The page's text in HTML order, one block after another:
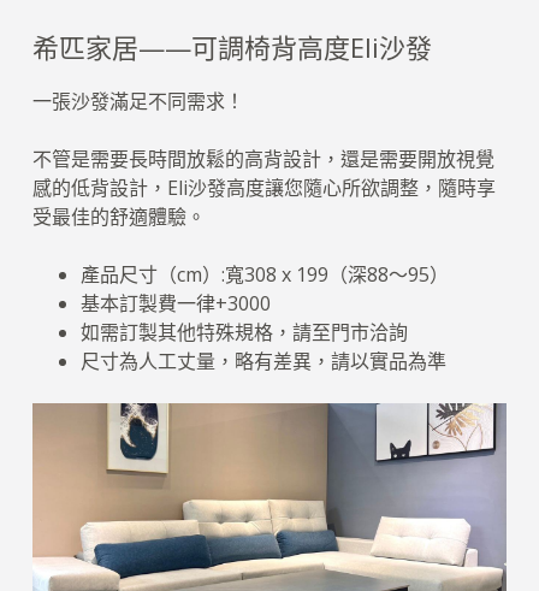
希匹家居——可調椅背高度Eli沙發
一張沙發滿足不同需求！
不管是需要長時間放鬆的高背設計，還是需要開放視覺
感的低背設計，Eli沙發高度讓您隨心所欲調整，隨時享
受最佳的舒適體驗。
產品尺寸（cm）:寬308 x 199（深88～95）
基本訂製費一律+3000
如需訂製其他特殊規格，請至門市洽詢
尺寸為人工丈量，略有差異，請以實品為準